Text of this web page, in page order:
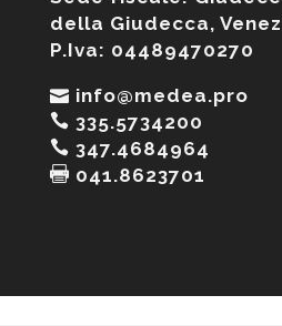
della Giudecca,
P.Iva: 04489470270
info@medea.pro
335.5734200
347.4684964
041.8623701